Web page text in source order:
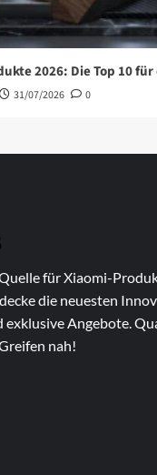
2026: Die Top 10
31/07/2026 0
für Xiaomi-
die neuesten
exklusive Angebote.
nah!